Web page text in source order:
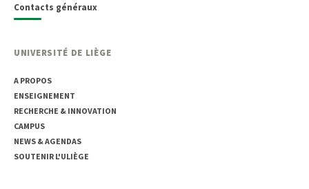
Contacts généraux
UNIVERSITÉ DE LIÈGE
A PROPOS
ENSEIGNEMENT
RECHERCHE & INNOVATION
CAMPUS
NEWS & AGENDAS
SOUTENIR L'ULIÈGE